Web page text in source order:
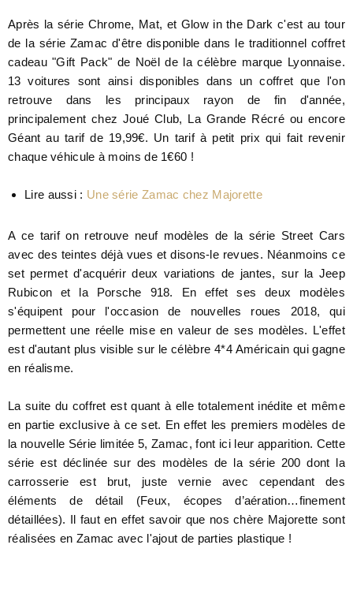
Après la série Chrome, Mat, et Glow in the Dark c'est au tour
de la série Zamac d'être disponible dans le traditionnel coffret
cadeau "Gift Pack" de Noël de la célèbre marque Lyonnaise.
13 voitures sont ainsi disponibles dans un coffret que l'on
retrouve dans les principaux rayon de fin d'année,
principalement chez Joué Club, La Grande Récré ou encore
Géant au tarif de 19,99€. Un tarif à petit prix qui fait revenir
chaque véhicule à moins de 1€60 !
Lire aussi : Une série Zamac chez Majorette
A ce tarif on retrouve neuf modèles de la série Street Cars
avec des teintes déjà vues et disons-le revues. Néanmoins ce
set permet d'acquérir deux variations de jantes, sur la Jeep
Rubicon et la Porsche 918. En effet ses deux modèles
s'équipent pour l'occasion de nouvelles roues 2018, qui
permettent une réelle mise en valeur de ses modèles. L'effet
est d'autant plus visible sur le célèbre 4*4 Américain qui gagne
en réalisme.
La suite du coffret est quant à elle totalement inédite et même
en partie exclusive à ce set. En effet les premiers modèles de
la nouvelle Série limitée 5, Zamac, font ici leur apparition. Cette
série est déclinée sur des modèles de la série 200 dont la
carrosserie est brut, juste vernie avec cependant des
éléments de détail (Feux, écopes d’aération…finement
détaillées). Il faut en effet savoir que nos chère Majorette sont
réalisées en Zamac avec l'ajout de parties plastique !